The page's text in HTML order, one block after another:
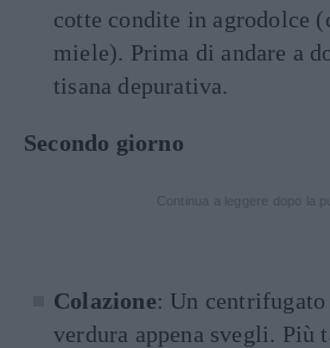
cotte condite in agrodolce
miele). Prima di andare a
tisana depurativa.
Secondo giorno
Colazione: Un
verdura appena svegli. Più